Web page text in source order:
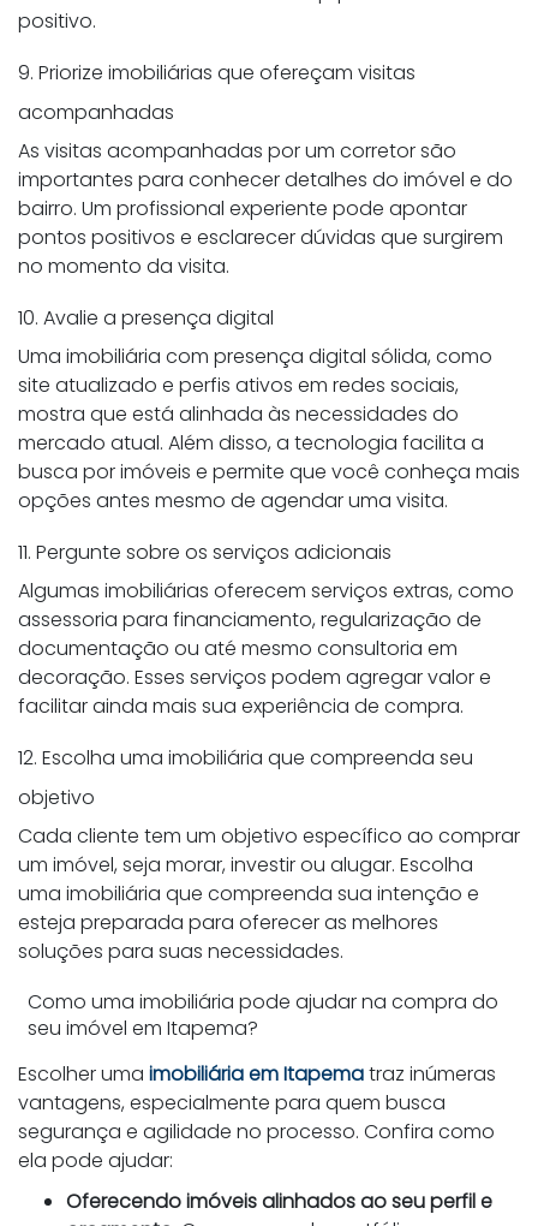
positivo.
9. Priorize imobiliárias que ofereçam visitas
acompanhadas
As visitas acompanhadas por um corretor são
importantes para conhecer detalhes do imóvel e do
bairro. Um profissional experiente pode apontar
pontos positivos e esclarecer dúvidas que surgirem
no momento da visita.
10. Avalie a presença digital
Uma imobiliária com presença digital sólida, como
site atualizado e perfis ativos em redes sociais,
mostra que está alinhada às necessidades do
mercado atual. Além disso, a tecnologia facilita a
busca por imóveis e permite que você conheça mais
opções antes mesmo de agendar uma visita.
11. Pergunte sobre os serviços adicionais
Algumas imobiliárias oferecem serviços extras, como
assessoria para financiamento, regularização de
documentação ou até mesmo consultoria em
decoração. Esses serviços podem agregar valor e
facilitar ainda mais sua experiência de compra.
12. Escolha uma imobiliária que compreenda seu
objetivo
Cada cliente tem um objetivo específico ao comprar
um imóvel, seja morar, investir ou alugar. Escolha
uma imobiliária que compreenda sua intenção e
esteja preparada para oferecer as melhores
soluções para suas necessidades.
Como uma imobiliária pode ajudar na compra do
seu imóvel em Itapema?
Escolher uma imobiliária em Itapematraz inúmeras
vantagens, especialmente para quem busca
segurança e agilidade no processo. Confira como
ela pode ajudar:
Oferecendo imóveis alinhados ao seu perfil e